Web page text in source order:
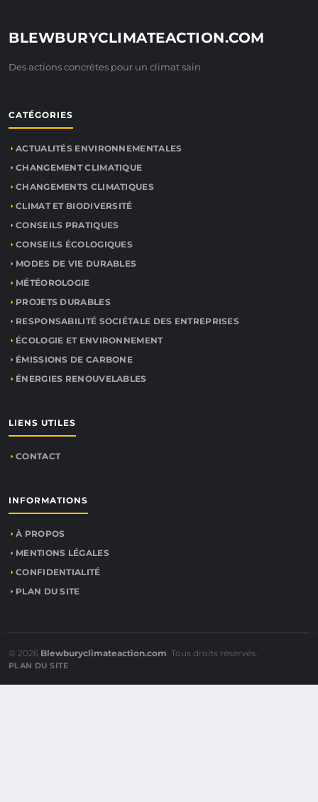
BLEWBURYCLIMATEACTION.COM
Des actions concrètes pour un climat sain
CATÉGORIES
ACTUALITÉS ENVIRONNEMENTALES
CHANGEMENT CLIMATIQUE
CHANGEMENTS CLIMATIQUES
CLIMAT ET BIODIVERSITÉ
CONSEILS PRATIQUES
CONSEILS ÉCOLOGIQUES
MODES DE VIE DURABLES
MÉTÉOROLOGIE
PROJETS DURABLES
RESPONSABILITÉ SOCIÉTALE DES ENTREPRISES
ÉCOLOGIE ET ENVIRONNEMENT
ÉMISSIONS DE CARBONE
ÉNERGIES RENOUVELABLES
LIENS UTILES
CONTACT
INFORMATIONS
À PROPOS
MENTIONS LÉGALES
CONFIDENTIALITÉ
PLAN DU SITE
© 2026 Blewburyclimateaction.com. Tous droits réservés.
PLAN DU SITE